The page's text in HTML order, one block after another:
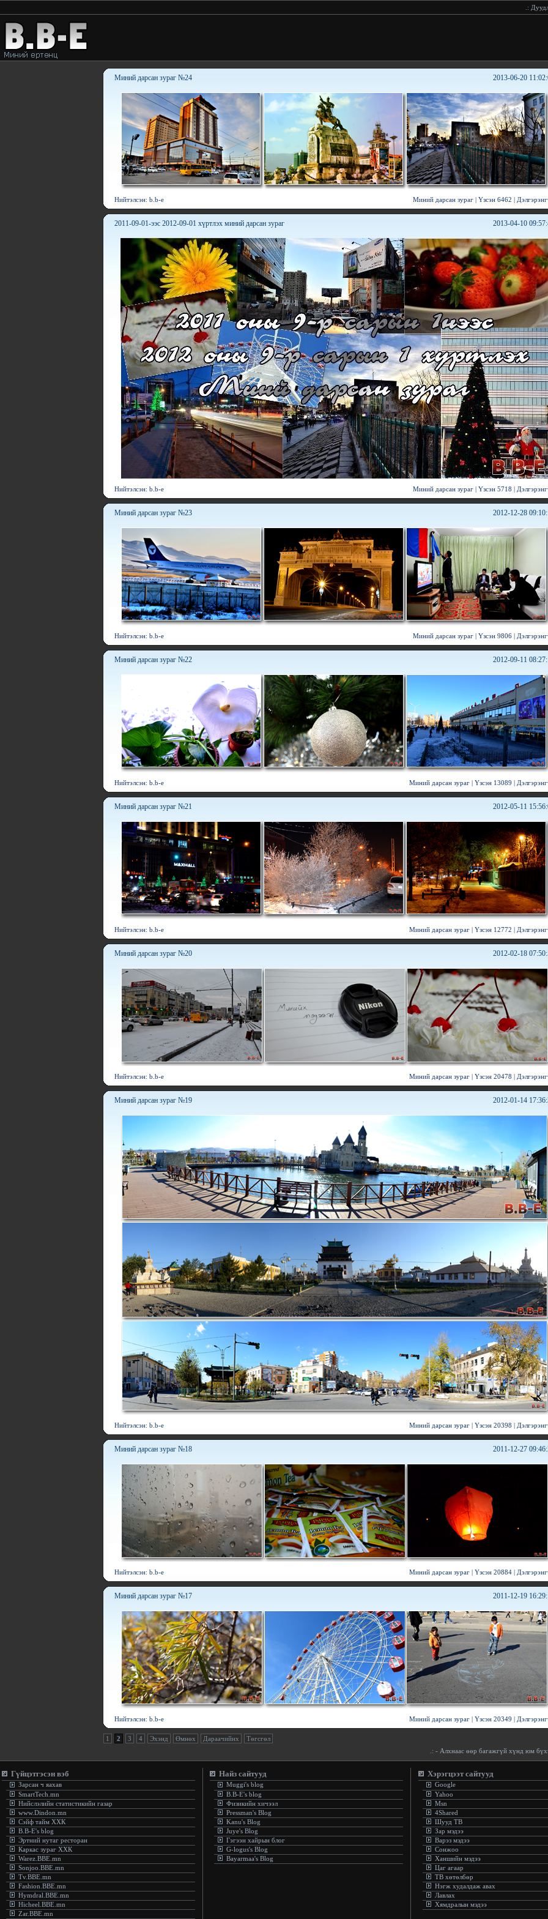
Дуудлагаар принтерийн
Миний дарсан зураг №24 2013-06-20
Нийтэлсэн: b.b-e Миний дарсан зураг | Үзсэн 6462 |
2011-09-01-ээс 2012-09-01 хүртлэх миний дарсан зураг 2013-04-10
Нийтэлсэн: b.b-e Миний дарсан зураг | Үзсэн 5718 |
Миний дарсан зураг №23 2012-12-28
Нийтэлсэн: b.b-e Миний дарсан зураг | Үзсэн 9806 |
Миний дарсан зураг №22 2012-09-11
Нийтэлсэн: b.b-e Миний дарсан зураг | Үзсэн 13089 |
Миний дарсан зураг №21 2012-05-11
Нийтэлсэн: b.b-e Миний дарсан зураг | Үзсэн 12772 |
Миний дарсан зураг №20 2012-02-18
Нийтэлсэн: b.b-e Миний дарсан зураг | Үзсэн 20478 |
Миний дарсан зураг №19 2012-01-14
Нийтэлсэн: b.b-e Миний дарсан зураг | Үзсэн 20398 |
Миний дарсан зураг №18 2011-12-27
Нийтэлсэн: b.b-e Миний дарсан зураг | Үзсэн 20884 |
Миний дарсан зураг №17 2011-12-19
Нийтэлсэн: b.b-e Миний дарсан зураг | Үзсэн 20349 |
1 2 3 4 Эхэнд Өмнөх Дараачийнх
Төгсгөл
- Алхнаас өөр багажгүй хүнд юм бүхэн
Гүйцэтгэсэн вэб
Зарсан ч яахав
SmartTech.mn
Нийслэлийн статистикийн газар
www.Dindon.mn
Сэйф тайм ХХК
B.B-E's blog
Эртний нутаг ресторан
Каркас зураг ХХК
Warez.BBE.mn
Sonjoo.BBE.mn
Tv.BBE.mn
Fashion.BBE.mn
Hymdral.BBE.mn
Hicheel.BBE.mn
Zar.BBE.mn
Найз сайтууд
Muggi's blog
B.B-E's blog
Физикийн хичээл
Pressman's Blog
Kanu's Blog
Juye's Blog
Гэгээн хайрын блог
G-logus's Blog
Bayarmaa's Blog
Хэрэгцээт сайтууд
Google
Yahoo
Msn
4Shared
Шууд ТВ
Зар мэдээ
Варэз мэдээ
Сонжоо
Ханшийн мэдээ
Цаг агаар
ТВ хөтөлбөр
Нэгж худалдаж авах
Лавлах
Хямдралын мэдээ